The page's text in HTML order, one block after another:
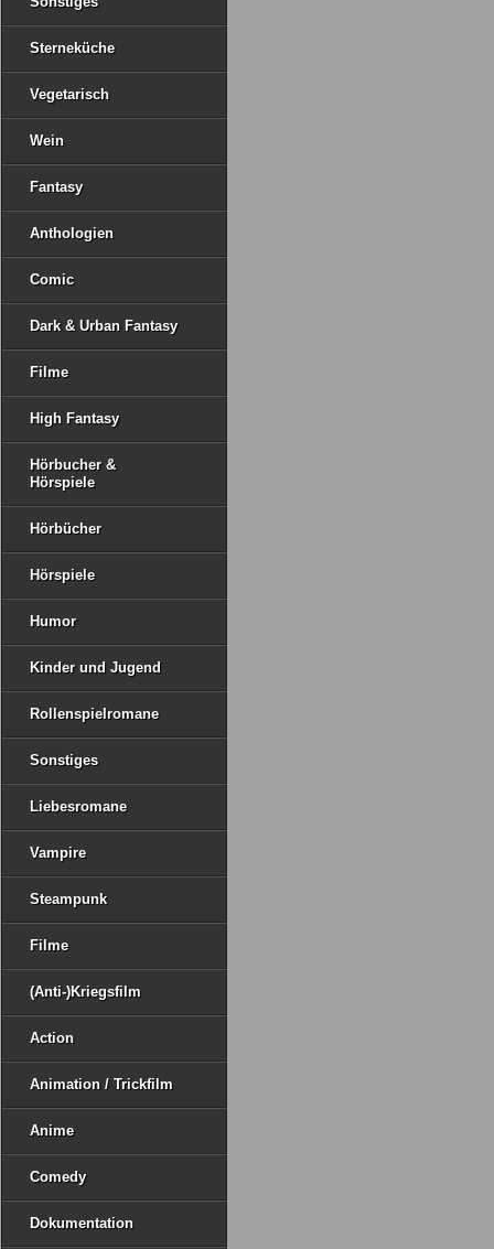
Sterneküche
Vegetarisch
Wein
Fantasy
Anthologien
Comic
Dark & Urban Fantasy
Filme
High Fantasy
Hörbucher &
Hörspiele
Hörbücher
Hörspiele
Humor
Kinder und Jugend
Rollenspielromane
Sonstiges
Liebesromane
Vampire
Steampunk
Filme
(Anti-)Kriegsfilm
Action
Animation / Trickfilm
Anime
Comedy
Dokumentation